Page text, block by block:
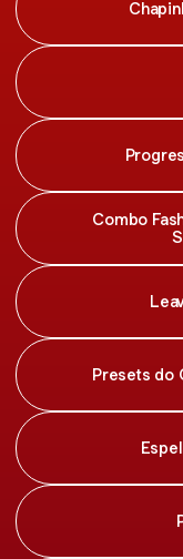
Combo Fashion Gold (progressiva)300g +
Presets do